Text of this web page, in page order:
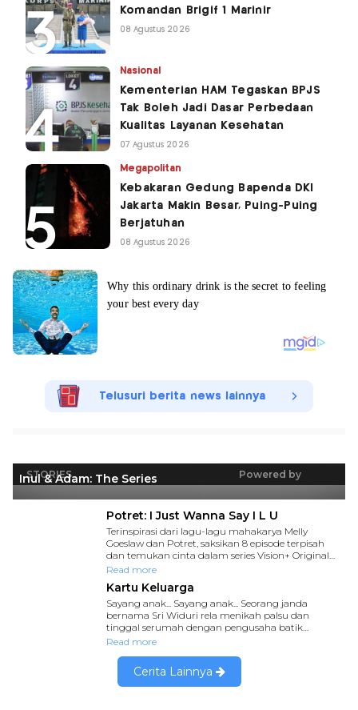
Komandan Brigif 1 Marinir
08 Agustus 2026
Nasional
Kementerian HAM Tegaskan BPJS
Tak Boleh Jadi Dasar Perbedaan
Kualitas Layanan Kesehatan
07 Agustus 2026
Megapolitan
Kebakaran Gedung Bapenda DKI
Jakarta Makin Besar, Puing-Puing
Berjatuhan
08 Agustus 2026
Telusuri berita news lainnya